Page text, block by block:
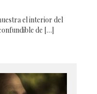
el interior del
de […]